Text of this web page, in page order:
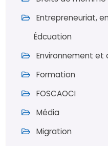
Entrepreneuriat,
Édcuation
Environnement
Formation
FOSCAOCI
Média
Migration